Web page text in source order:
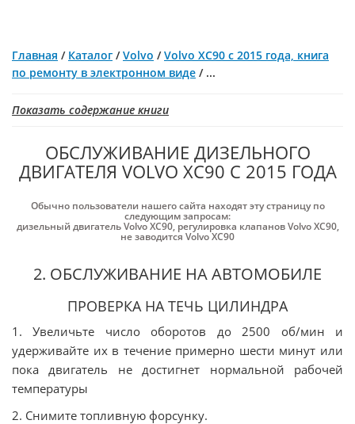
Главная / Каталог /Volvo /Volvo XC90 с 2015 года, книга
по ремонту в электронном виде / ...
Показать содержание книги
ОБСЛУЖИВАНИЕ ДИЗЕЛЬНОГО
ДВИГАТЕЛЯ VOLVO XC90 С 2015 ГОДА
Обычно пользователи нашего сайта находят эту страницу по
следующим запросам:
дизельный двигатель Volvo XC90, регулировка клапанов Volvo XC90,
не заводится Volvo XC90
2. ОБСЛУЖИВАНИЕ НА АВТОМОБИЛЕ
ПРОВЕРКА НА ТЕЧЬ ЦИЛИНДРА
1. Увеличьте число оборотов до 2500 об/мин и
удерживайте их в течение примерно шести минут или
пока двигатель не достигнет нормальной рабочей
температуры
2. Снимите топливную форсунку.